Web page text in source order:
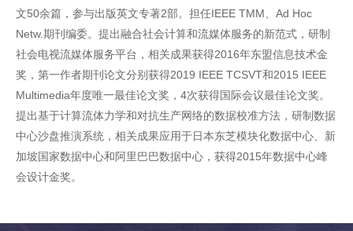
文50余篇，参与出版英文专著2部。担任IEEE TMM、Ad Hoc
Netw.期刊编委。提出融合社会计算和流媒体服务的新范式，研制
社会电视流媒体服务平台，相关成果获得2016年东盟信息技术金
奖，第一作者期刊论文分别获得2019 IEEE TCSVT和2015 IEEE
Multimedia年度唯一最佳论文奖，4次获得国际会议最佳论文奖。
提出基于计算流体力学和对抗生产网络的数据校准方法，研制数据
中心沙盘推演系统，相关成果应用于日本东芝模块化数据中心、新
加坡国家数据中心和阿里巴巴数据中心，获得2015年数据中心峰
会设计金奖。